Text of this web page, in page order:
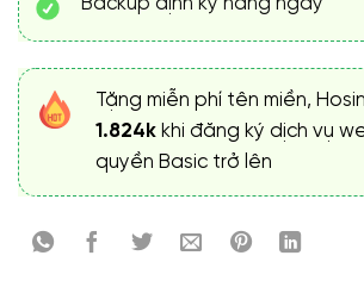
Backup định kỳ hằng ngày
Tặng miễn phí tên miền,
1.824k khi đăng ký dịch vụ
quyền Basic trở lên